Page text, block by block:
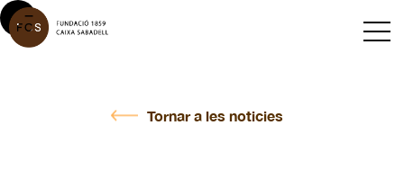
Tornar a les noticies